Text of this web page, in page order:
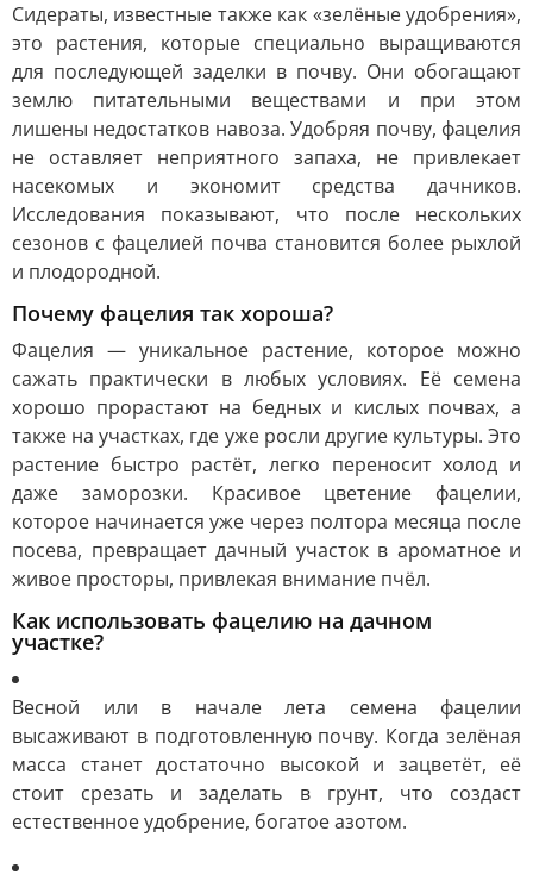
Сидераты, известные также как «зелёные удобрения»,
это растения, которые специально выращиваются
для последующей заделки в почву. Они обогащают
землю питательными веществами и при этом
лишены недостатков навоза. Удобряя почву, фацелия
не оставляет неприятного запаха, не привлекает
насекомых и экономит средства дачников.
Исследования показывают, что после нескольких
сезонов с фацелией почва становится более рыхлой
и плодородной.
Почему фацелия так хороша?
Фацелия — уникальное растение, которое можно
сажать практически в любых условиях. Её семена
хорошо прорастают на бедных и кислых почвах, а
также на участках, где уже росли другие культуры. Это
растение быстро растёт, легко переносит холод и
даже заморозки. Красивое цветение фацелии,
которое начинается уже через полтора месяца после
посева, превращает дачный участок в ароматное и
живое просторы, привлекая внимание пчёл.
Как использовать фацелию на дачном
участке?
Весной или в начале лета семена фацелии
высаживают в подготовленную почву. Когда зелёная
масса станет достаточно высокой и зацветёт, её
стоит срезать и заделать в грунт, что создаст
естественное удобрение, богатое азотом.